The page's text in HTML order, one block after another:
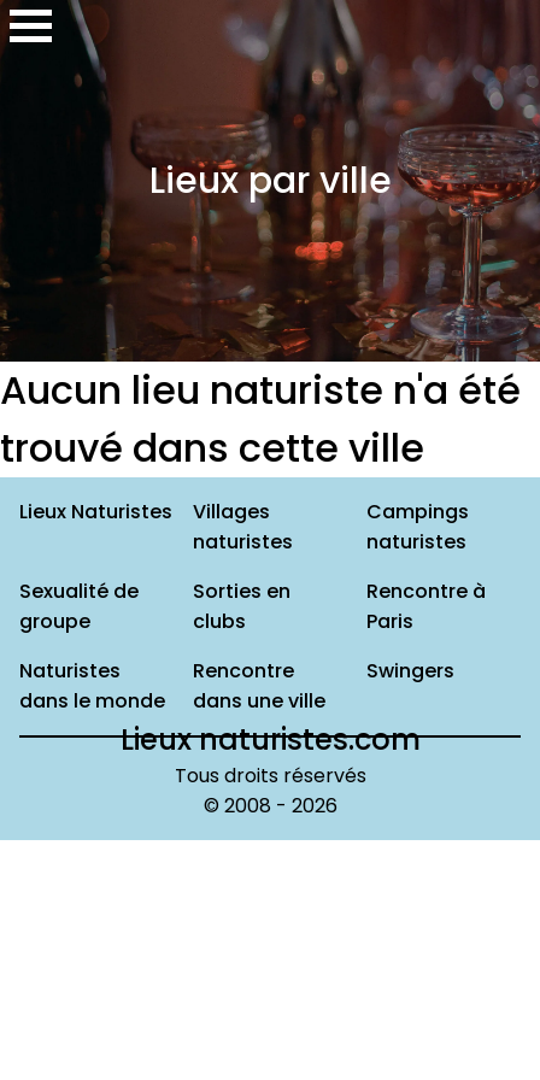
Lieux par ville
Aucun lieu naturiste n'a été
trouvé dans cette ville
Lieux naturistes.com
Tous droits réservés
© 2008 - 2026
Lieux Naturistes
Villages
naturistes
Campings
naturistes
Sexualité de
groupe
Sorties en
clubs
Rencontre à
Paris
Naturistes
dans le monde
Rencontre
dans une ville
Swingers